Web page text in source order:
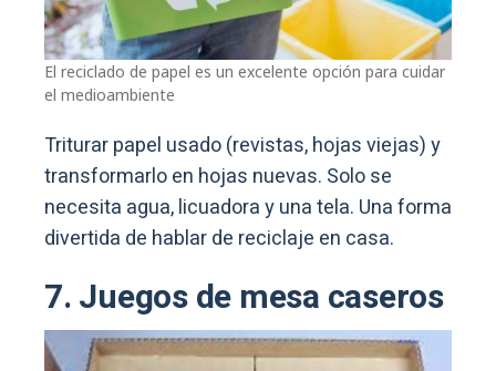
El reciclado de papel es un excelente opción para cuidar
el medioambiente
Triturar papel usado (revistas, hojas viejas) y
transformarlo en hojas nuevas. Solo se
necesita agua, licuadora y una tela. Una forma
divertida de hablar de reciclaje en casa.
7. Juegos de mesa caseros